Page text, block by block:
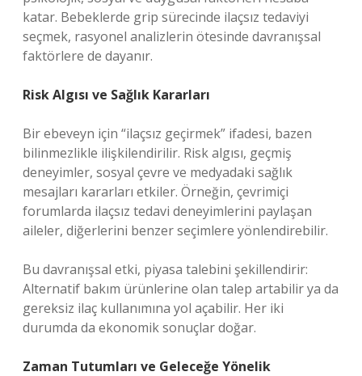
katar. Bebeklerde grip sürecinde ilaçsız tedaviyi
seçmek, rasyonel analizlerin ötesinde davranışsal
faktörlere de dayanır.
Risk Algısı ve Sağlık Kararları
Bir ebeveyn için “ilaçsız geçirmek” ifadesi, bazen
bilinmezlikle ilişkilendirilir. Risk algısı, geçmiş
deneyimler, sosyal çevre ve medyadaki sağlık
mesajları kararları etkiler. Örneğin, çevrimiçi
forumlarda ilaçsız tedavi deneyimlerini paylaşan
aileler, diğerlerini benzer seçimlere yönlendirebilir.
Bu davranışsal etki, piyasa talebini şekillendirir:
Alternatif bakım ürünlerine olan talep artabilir ya da
gereksiz ilaç kullanımına yol açabilir. Her iki
durumda da ekonomik sonuçlar doğar.
Zaman Tutumları ve Geleceğe Yönelik